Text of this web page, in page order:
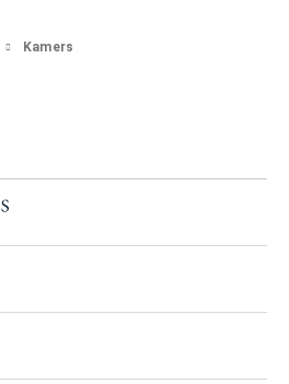
Kamers